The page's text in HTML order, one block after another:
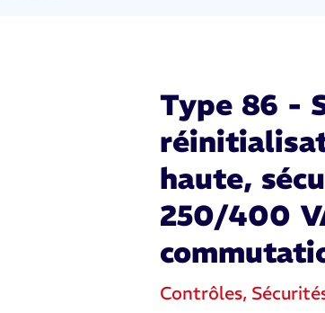
Type 86 -
haute,
250/400
Contrôles,